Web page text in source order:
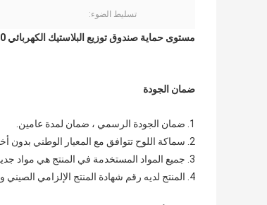
تسليط الضوء:
مستوى حماية صندوق توزيع البلاستيك الكهربائي 40 صندوق التبديل المثبت على السطح 14 طريقة Db Box
ضمان الجودة
1. ضمان الجودة الرسمي ، ضمان لمدة عامين.
2. سماكة اللوح تتوافق مع المعيار الوطني بدون أخطاء.
3. جميع المواد المستخدمة في المنتج هي مواد جديدة وعالية الجودة ، ولا توجد نفايات مواد معاد تدويرها.
4. المنتج لديه رقم شهادة المنتج الإلزامي الصيني ويلبي معيار شهادة CCC الوطني.